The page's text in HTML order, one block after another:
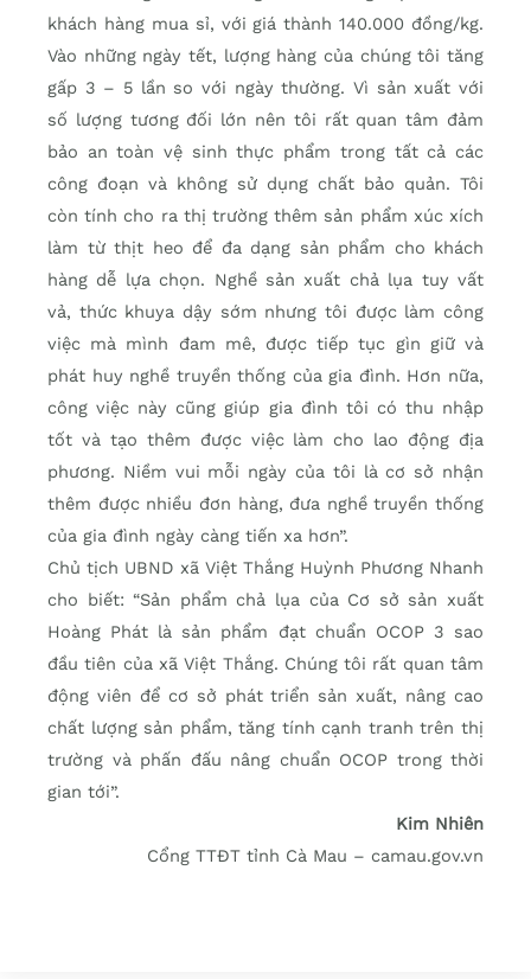
khách hàng mua sỉ, với giá thành 140.000 đồng/kg.
Vào những ngày tết, lượng hàng của chúng tôi tăng
gấp 3 – 5 lần so với ngày thường. Vì sản xuất với
số lượng tương đối lớn nên tôi rất quan tâm đảm
bảo an toàn vệ sinh thực phẩm trong tất cả các
công đoạn và không sử dụng chất bảo quản. Tôi
còn tính cho ra thị trường thêm sản phẩm xúc xích
làm từ thịt heo để đa dạng sản phẩm cho khách
hàng dễ lựa chọn. Nghề sản xuất chả lụa tuy vất
vả, thức khuya dậy sớm nhưng tôi được làm công
việc mà mình đam mê, được tiếp tục gìn giữ và
phát huy nghề truyền thống của gia đình. Hơn nữa,
công việc này cũng giúp gia đình tôi có thu nhập
tốt và tạo thêm được việc làm cho lao động địa
phương. Niềm vui mỗi ngày của tôi là cơ sở nhận
thêm được nhiều đơn hàng, đưa nghề truyền thống
của gia đình ngày càng tiến xa hơn”.
Chủ tịch UBND xã Việt Thắng Huỳnh Phương Nhanh
cho biết: “Sản phẩm chả lụa của Cơ sở sản xuất
Hoàng Phát là sản phẩm đạt chuẩn OCOP 3 sao
đầu tiên của xã Việt Thắng. Chúng tôi rất quan tâm
động viên để cơ sở phát triển sản xuất, nâng cao
chất lượng sản phẩm, tăng tính cạnh tranh trên thị
trường và phấn đấu nâng chuẩn OCOP trong thời
gian tới”.
Kim Nhiên
Cổng TTĐT tỉnh Cà Mau – camau.gov.vn